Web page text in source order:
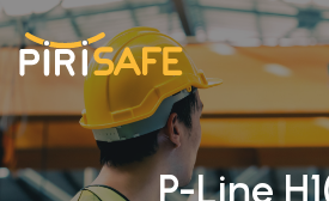
P-Line